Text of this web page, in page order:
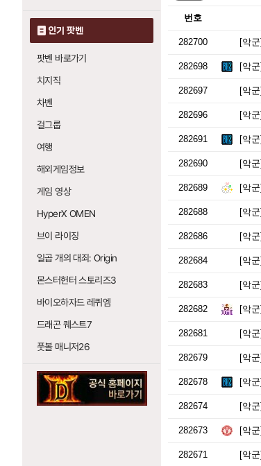
인기 팟벤
팟벤 바로가기
치지직
차벤
걸그룹
여행
해외게임정보
게임 영상
HyperX OMEN
브이 라이징
일곱 개의 대죄: Origin
몬스터헌터 스토리즈3
바이오하자드 레퀴엠
드래곤 퀘스트7
풋볼 매니저26
번호
282700 [악군]
282698 [악군]
282697 [악군]
282696 [악군]
282691 [악군]
282690 [악군]
282689 [악군]
282688 [악군]
282686 [악군]
282684 [악군]
282683 [악군]
282682 [악군]
282681 [악군]
282679 [악군]
282678 [악군]
282674 [악군]
282673 [악군]
282671 [악군]